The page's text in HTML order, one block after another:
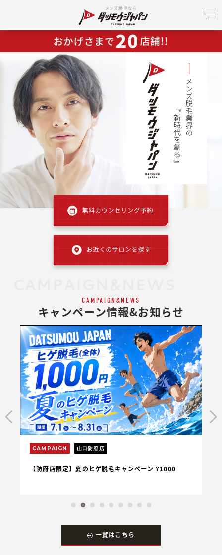
メンズ脱毛なら
CAMPAIGN&NEWS
キャンペーン情報&お知らせ
CAMPAIGN 山口防府店
【防府店限定】夏のヒゲ脱毛キャンペーン ¥1000
一覧はこちら